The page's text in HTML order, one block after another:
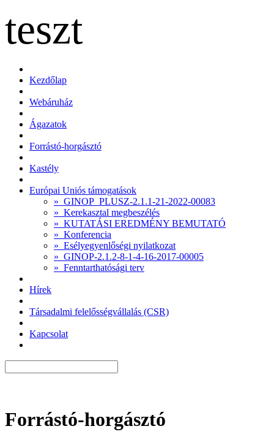
teszt
Kezdőlap
Webáruház
Ágazatok
Forrástó-horgásztó
Kastély
Európai Uniós támogatások
» GINOP_PLUSZ-2.1.1-21-2022-00083
» Kerekasztal megbeszélés
» KUTATÁSI EREDMÉNY BEMUTATÓ
» Konferencia
» Esélyegyenlőségi nyilatkozat
» GINOP-2.1.2-8-1-4-16-2017-00005
» Fenntarthatósági terv
Hírek
Társadalmi felelősségvállalás (CSR)
Kapcsolat
Forrástó-horgásztó